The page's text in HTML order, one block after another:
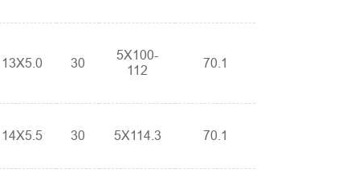
13X5.0 30
5X100-
112
70.1
14X5.5 30 5X114.3 70.1